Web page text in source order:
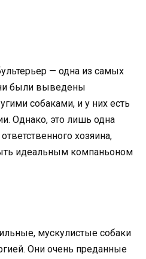
— одна из самых
были выведены
собаками, и у них есть
Однако, это лишь одна
хозяина,
идеальным компаньоном
мускулистые собаки
Они очень преданные